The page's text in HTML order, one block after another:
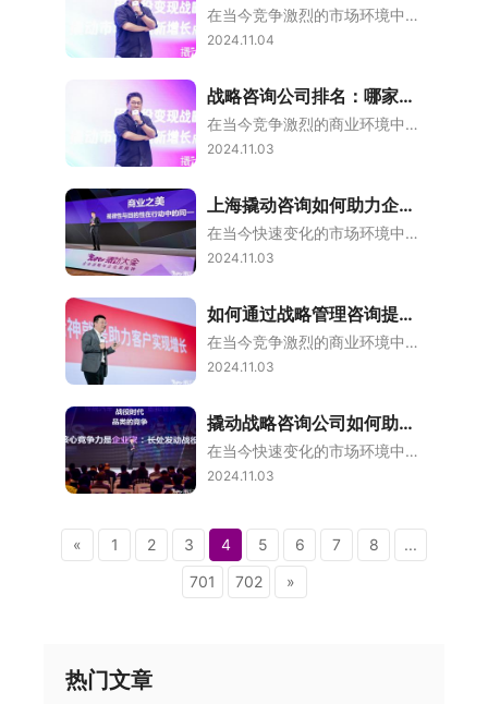
在当今竞争激烈的市场环境中，品牌战略已成为企业发展的关键因素。上海作为中国的经济中心，拥有众多的品牌战略咨询公司，这些公司通过专业的咨询服务，帮助企业实现品牌升级，提升市场竞争力。本文将详细探讨上海品牌战略咨询公司如何助力企业品牌升级。一、品牌战略咨询的定义与重要性品牌战略咨询是一种专业服务，旨在帮助企业制定和实施的品牌战略，以提升品牌价值和市场竞争力。品牌战略咨询公司通过市场调研、竞争分析、品牌
2024.11.04
战略咨询公司排名：哪家企业值得信赖与合作？
在当今竞争激烈的商业环境中，企业的发展不仅需要内部的努力，更需要外部的智慧支持。战略咨询公司作为企业的“外脑”，在帮助企业制定发展战略、优化管理流程、提升市场竞争力等方面发挥着至关重要的作用。本文将从战略咨询公司的排名出发，详细介绍几家知名的战略咨询公司，并分析它们的优势和特点，帮助企业选择值得信赖与合作的战略咨询伙伴。特劳特中国：定位理论的者特劳特中国是特劳特伙伴公司（Trout&Partner
2024.11.03
上海撬动咨询如何助力企业实现品牌战略转型？
在当今快速变化的市场环境中，企业面临着的挑战和机遇。品牌战略的转型成为企业在竞争中脱颖而出的关键因素。上海撬动咨询作为少有的战略咨询机构，以其独特的“撬动拐点方程式”为企业提供了全新的战略思维和解决方案，帮助企业实现品牌战略的成功转型。品牌战略转型的重要性随着消费者需求的不断变化和市场竞争的加剧，企业必须不断调整其品牌战略，以保持竞争优势。品牌战略转型不仅仅是对品牌形象的重新塑造，更是对企业整体战
2024.11.03
如何通过战略管理咨询提升企业竞争力？
在当今竞争激烈的商业环境中，企业面临着多重挑战。为了在市场中立于不败之地，企业需要不断调整和优化其战略。战略管理咨询作为一种的工具，可以帮助企业提升竞争力，实现可持续发展。本文将探讨如何通过战略管理咨询提升企业竞争力。战略管理咨询的定义与作用战略管理咨询是一种专业服务，旨在帮助企业制定和实施的战略。咨询公司通过分析市场环境、竞争对手和企业内部资源，为企业提供客观的建议和解决方案。其核心作用在于帮助
2024.11.03
撬动战略咨询公司如何助力企业实现品牌转型？
在当今快速变化的市场环境中，企业品牌转型已成为许多企业寻求持续增长和竞争优势的关键策略。撬动战略咨询公司以其独特的方法和丰富的经验，帮助众多企业实现了成功的品牌转型。本文将详细探讨撬动战略咨询公司如何通过战略咨询、品牌定位和市场策略等方面助力企业实现品牌转型。一、品牌战略的重新定义撬动战略咨询公司认为，品牌战略是企业存在的核心理由和差异化价值的体现。在品牌转型过程中，企业需要重新定义其品牌战略，以
2024.11.03
« 1 2 3 4 5 6 7 8
...
701
702 »
热门文章